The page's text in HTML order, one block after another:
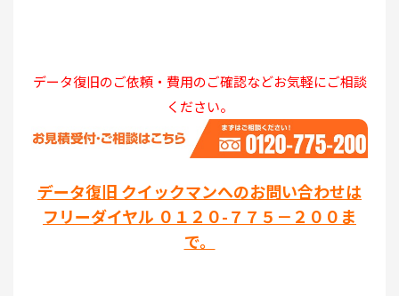
データ復旧のご依頼・費用のご確認などお気軽にご相談
ください。
データ復旧 クイックマンへのお問い合わせは
フリーダイヤル ０１２０-７７５－２００ま
で。